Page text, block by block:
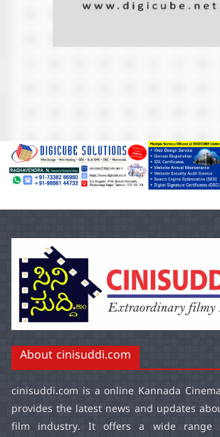
About cinisuddi.com
cinisuddi.com is a online Kannada
provides the latest news and updates
film industry. It offers a wide range